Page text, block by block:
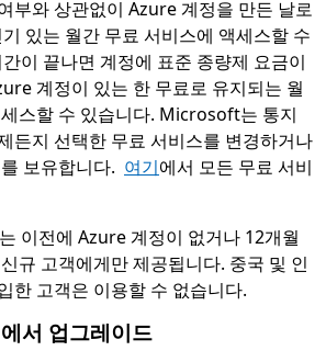
부와 상관없이 Azure 계정을 만든 날로
있는 월간 무료 서비스에 액세스할 수
이 끝나면 계정에 표준 종량제 요금이
계정이 있는 한 무료로 유지되는 월
스할 수 있습니다. Microsoft는 통지
든지 선택한 무료 서비스를 변경하거나
보유합니다. 여기에서 모든 무료 서비
이전에 Azure 계정이 없거나 12개월
규 고객에게만 제공됩니다. 중국 및 인
한 고객은 이용할 수 없습니다.
서 업그레이드